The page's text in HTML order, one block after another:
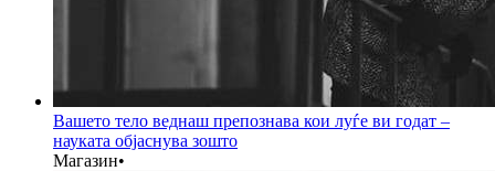
Вашето тело веднаш препознава кои луѓе ви годат –
науката објаснува зошто
Магазин•